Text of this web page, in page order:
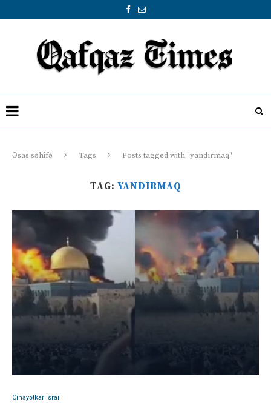
Əsas səhifə Tags Posts tagged with "yandırmaq"
TAG: YANDIRMAQ
Cinayətkar İsrail